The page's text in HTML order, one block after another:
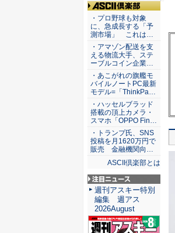
ASCII倶楽部
・プロ野球も対象
に、急成長する「予
測市場」 これは…
・アマゾン配送を支
える物流大手、ステ
ーブルコイン企業…
・あこがれの旗艦モ
バイルノートPC最新
モデル=「ThinkPa…
・ハッセルブラッド
搭載の頂上カメラ・
スマホ「OPPO Fin…
・トランプ氏、SNS
投稿を月1620万円で
販売 金融機関向…
ASCII倶楽部とは
注目ニュース
週刊アスキー特別
編集 週アス
2026August